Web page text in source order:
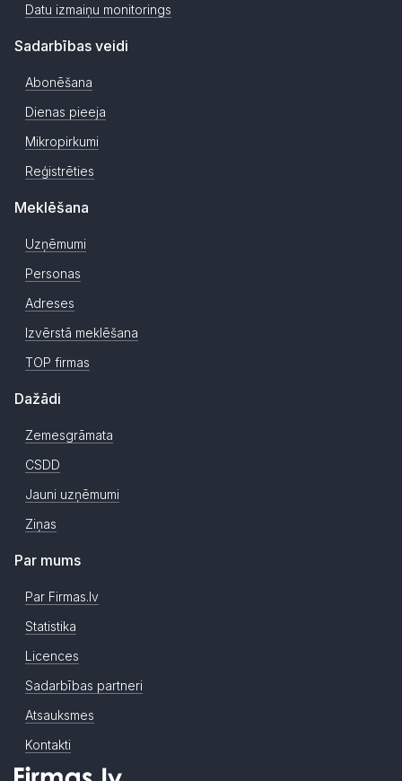
Datu izmaiņu monitorings
Sadarbības veidi
Abonēšana
Dienas pieeja
Mikropirkumi
Reģistrēties
Meklēšana
Uzņēmumi
Personas
Adreses
Izvērstā meklēšana
TOP firmas
Dažādi
Zemesgrāmata
CSDD
Jauni uzņēmumi
Ziņas
Par mums
Par Firmas.lv
Statistika
Licences
Sadarbības partneri
Atsauksmes
Kontakti